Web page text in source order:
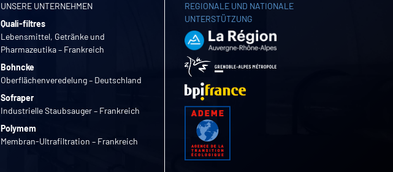
UNSERE UNTERNEHMEN
Quali-filtres
Lebensmittel, Getränke und
Pharmazeutika – Frankreich
Bohncke
Oberflächenveredelung – Deutschland
Sofraper
Industrielle Staubsauger – Frankreich
Polymem
Membran-Ultrafiltration – Frankreich
REGIONALE UND NATIONALE
UNTERSTÜTZUNG